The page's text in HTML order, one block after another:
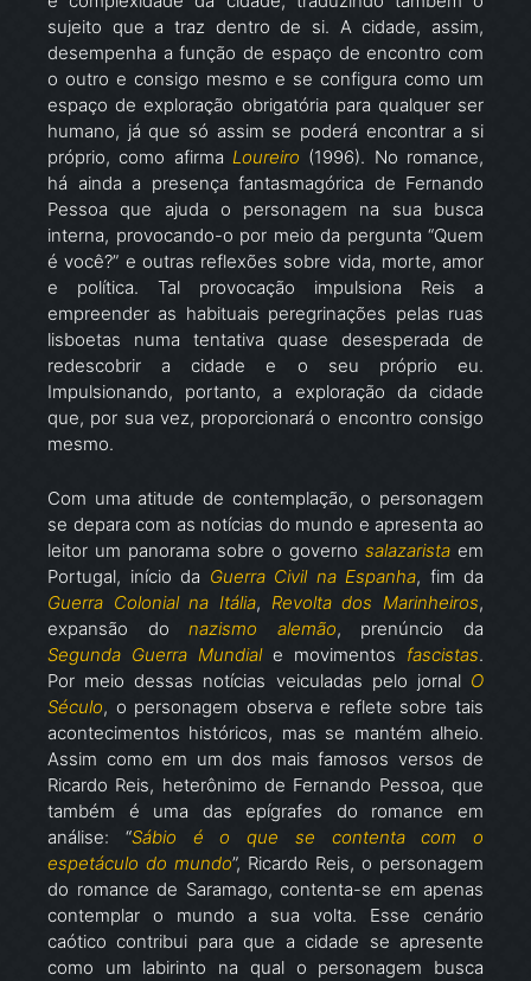
sujeito que a traz dentro de si. A cidade, assim,
desempenha a função de espaço de encontro com
o outro e consigo mesmo e se configura como um
espaço de exploração obrigatória para qualquer ser
humano, já que só assim se poderá encontrar a si
próprio, como afirma Loureiro (1996). No romance,
há ainda a presença fantasmagórica de Fernando
Pessoa que ajuda o personagem na sua busca
interna, provocando-o por meio da pergunta “Quem
é você?” e outras reflexões sobre vida, morte, amor
e política. Tal provocação impulsiona Reis a
empreender as habituais peregrinações pelas ruas
lisboetas numa tentativa quase desesperada de
redescobrir a cidade e o seu próprio eu.
Impulsionando, portanto, a exploração da cidade
que, por sua vez, proporcionará o encontro consigo
mesmo.
Com uma atitude de contemplação, o personagem
se depara com as notícias do mundo e apresenta ao
leitor um panorama sobre o governo salazarista em
Portugal, início da Guerra Civil na Espanha, fim da
Guerra Colonial na Itália, Revolta dos Marinheiros,
expansão donazismo alemão, prenúncio da
Segunda Guerra Mundiale movimentos fascistas.
Por meio dessas notícias veiculadas pelo jornal O
Século, o personagem observa e reflete sobre tais
acontecimentos históricos, mas se mantém alheio.
Assim como em um dos mais famosos versos de
Ricardo Reis, heterônimo de Fernando Pessoa, que
também é uma das epígrafes do romance em
análise: “Sábio é o que se contenta com o
espetáculo do mundo”, Ricardo Reis, o personagem
do romance de Saramago, contenta-se em apenas
contemplar o mundo a sua volta. Esse cenário
caótico contribui para que a cidade se apresente
como um labirinto na qual o personagem busca